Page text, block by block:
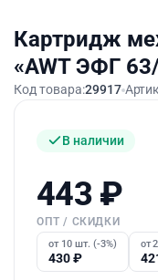
Картридж
«AWT ЭФГ
Код товара:29917
В наличии
443 ₽
ОПТ / СКИДКИ
от 10 шт. (-3%)
430₽
от